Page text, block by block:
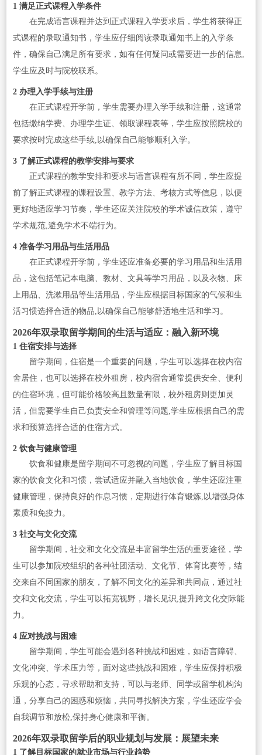
1 满足正式课程入学条件
在完成语言课程并达到正式课程入学要求后，学生将获得正
式课程的录取通知书，学生应仔细阅读录取通知书上的入学条
件，确保自己满足所有要求，如有任何疑问或需要进一步的信息,
学生应及时与院校联系。
2 办理入学手续与注册
在正式课程开学前，学生需要办理入学手续和注册，这通常
包括缴纳学费、办理学生证、领取课程表等，学生应按照院校的
要求按时完成这些手续,以确保自己能够顺利入学。
3 了解正式课程的教学安排与要求
正式课程的教学安排和要求与语言课程有所不同，学生应提
前了解正式课程的课程设置、教学方法、考核方式等信息，以便
更好地适应学习节奏，学生还应关注院校的学术诚信政策，遵守
学术规范,避免学术不端行为。
4 准备学习用品与生活用品
在正式课程开学前，学生还应准备必要的学习用品和生活用
品，这包括笔记本电脑、教材、文具等学习用品，以及衣物、床
上用品、洗漱用品等生活用品，学生应根据目标国家的气候和生
活习惯选择合适的物品,以确保自己能够舒适地生活和学习。
2026年双录取留学期间的生活与适应：融入新环境
1 住宿安排与选择
留学期间，住宿是一个重要的问题，学生可以选择在校内宿
舍居住，也可以选择在校外租房，校内宿舍通常提供安全、便利
的住宿环境，但可能价格较高且数量有限，校外租房则更加灵
活，但需要学生自己负责安全和管理等问题,学生应根据自己的需
求和预算选择合适的住宿方式。
2 饮食与健康管理
饮食和健康是留学期间不可忽视的问题，学生应了解目标国
家的饮食文化和习惯，尝试适应并融入当地饮食，学生还应注重
健康管理，保持良好的作息习惯，定期进行体育锻炼,以增强身体
素质和免疫力。
3 社交与文化交流
留学期间，社交和文化交流是丰富留学生活的重要途径，学
生可以参加院校组织的各种社团活动、文化节、体育比赛等，结
交来自不同国家的朋友，了解不同文化的差异和共同点，通过社
交和文化交流，学生可以拓宽视野，增长见识,提升跨文化交际能
力。
4 应对挑战与困难
留学期间，学生可能会遇到各种挑战和困难，如语言障碍、
文化冲突、学术压力等，面对这些挑战和困难，学生应保持积极
乐观的心态，寻求帮助和支持，可以与老师、同学或留学机构沟
通，分享自己的困惑和烦恼，共同寻找解决方案，学生还应学会
自我调节和放松,保持身心健康和平衡。
2026年双录取留学后的职业规划与发展：展望未来
1 了解目标国家的就业市场与行业趋势